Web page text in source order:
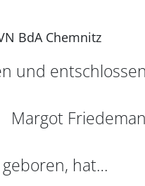
BdA Chemnitz
und
geboren, hat…